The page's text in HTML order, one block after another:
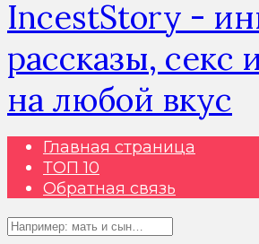
IncestStory -
рассказы, секс
на любой вкус
Главная страница
ТОП 10
Обратная связь
Search